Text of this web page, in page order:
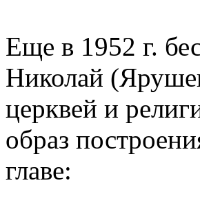
Еще в 1952 г.
Николай
церквей и
образ
главе: